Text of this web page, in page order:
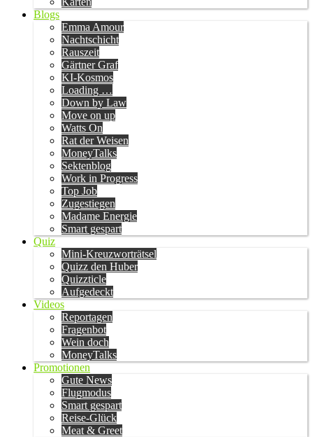
Blogs
Emma Amour
Nachtschicht
Rauszeit
Gärtner Graf
KI-Kosmos
Loading …
Down by Law
Move on up
Watts On
Rat der Weisen
MoneyTalks
Sektenblog
Work in Progress
Top Job
Zugestiegen
Madame Energie
Smart gespart
Quiz
Mini-Kreuzworträtsel
Quizz den Huber
Quizzticle
Aufgedeckt
Videos
Reportagen
Fragenbot
Wein doch
MoneyTalks
Promotionen
Gute News
Flugmodus
Smart gespart
Reise-Glück
Meat & Greet